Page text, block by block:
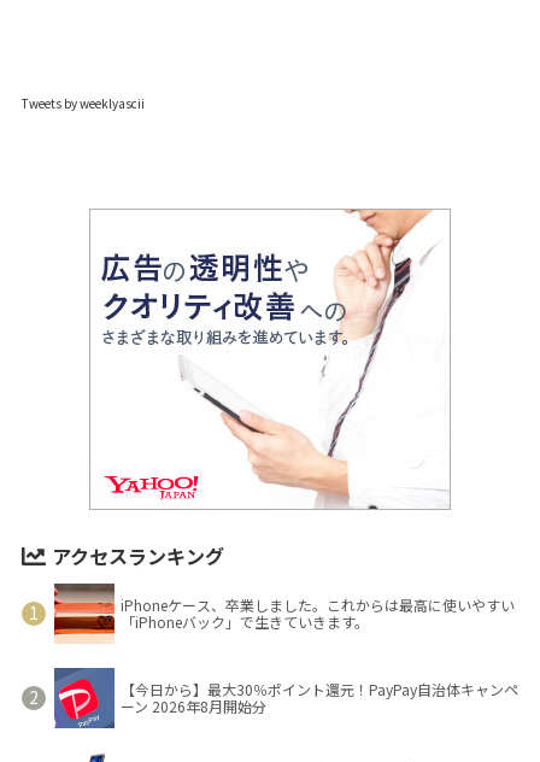
Tweets by weeklyascii
アクセスランキング
iPhoneケース、卒業しました。これからは最高に使いやすい
「iPhoneバック」で生きていきます。
【今日から】最大30％ポイント還元！PayPay自治体キャンペ
ーン 2026年8月開始分